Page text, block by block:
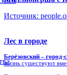
Источник:
Лес в городе
Берёзовский – город-
жизнь существуют